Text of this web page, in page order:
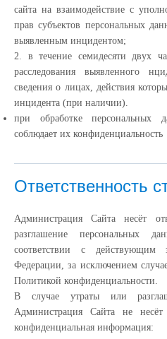
сайта на взаимодействие с
прав субъектов персональных
выявленным инцидентом;
2. в течение семидесяти двух
расследования выявленного
сведения о лицах, действия
инцидента (при наличии).
при обработке персональных
соблюдает их конфиденциальность
Ответственность
Администрация Сайта несёт
разглашение персональных
соответствии с действующим
Федерации, за исключением
Политикой конфиденциальности.
В случае утраты или
Администрация Сайта не несёт
конфиденциальная информация: